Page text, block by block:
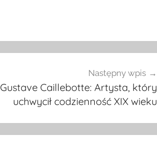
Następny wpis
Gustave Caillebotte: Artysta, który
uchwycił codzienność XIX wieku